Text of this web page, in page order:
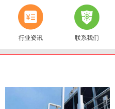
行业资讯 联系我们